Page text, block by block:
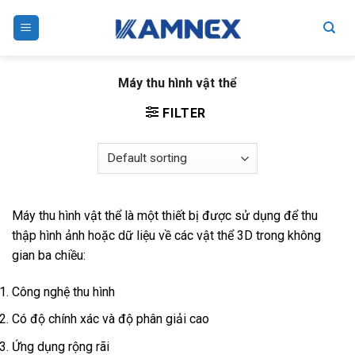
Máy thu hình vật thể
FILTER
Máy thu hình vật thể là một thiết bị được sử dụng để thu
thập hình ảnh hoặc dữ liệu về các vật thể 3D trong không
gian ba chiều:
Công nghệ thu hình
Có độ chính xác và độ phân giải cao
Ứng dụng rộng rãi